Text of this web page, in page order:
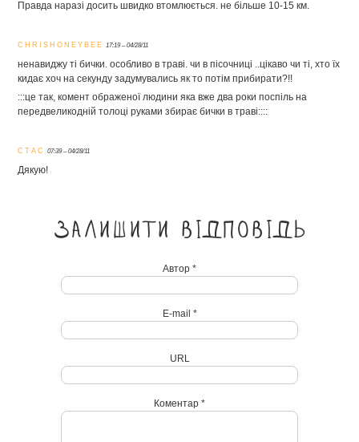
Правда наразі досить швидко втомлюється. не більше 10-15 км.
CHRISHONEYBEE 17:19 – 04/28/11
ненавиджу ті бички. особливо в траві. чи в пісочниці ..цікаво чи ті, хто їх
кидає хоч на секунду задумувались як то потім прибирати?!!
:::це так, комент ображеної людини яка вже два роки поспіль на
передвеликодній толоці руками збирає бички в траві::::
СТАС 07:39 – 04/28/11
Дякую!
Залишити відповідь
Автор *
E-mail *
URL
Коментар *